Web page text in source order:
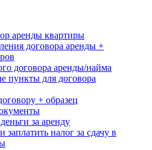
аренды квартиры
договора аренды +
договора аренды/найма
пункты для договора
+ образец
за аренду
заплатить налог за сдачу в